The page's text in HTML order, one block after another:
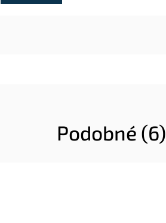
Podobné (6)